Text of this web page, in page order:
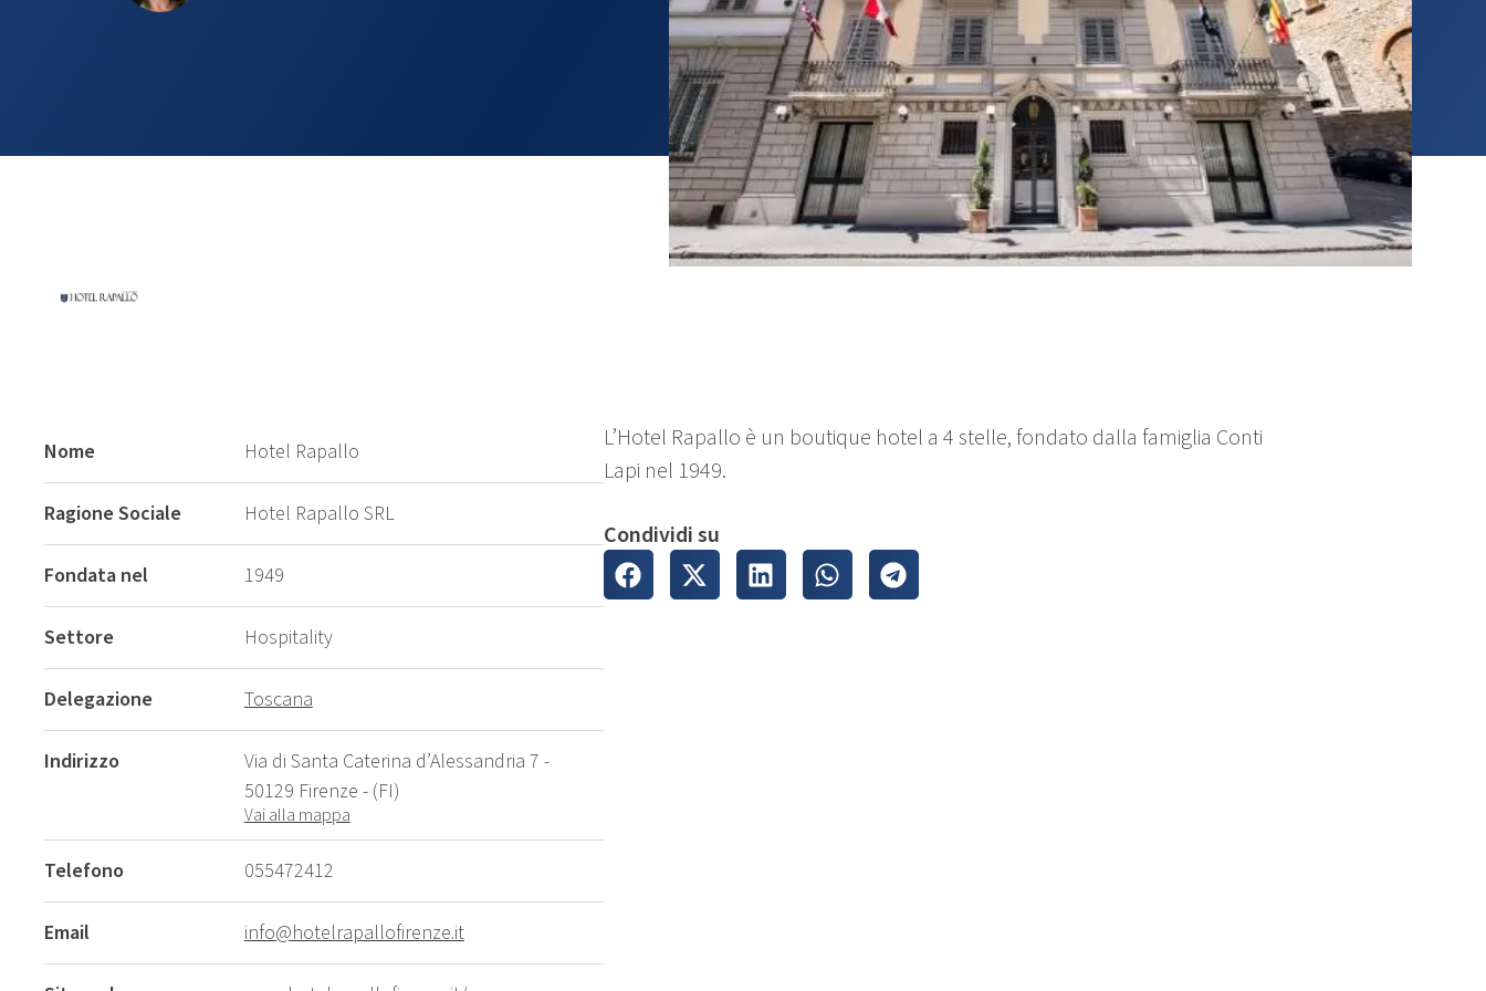
Nome Hotel Rapallo
Ragione Sociale Hotel Rapallo SRL
Fondata nel 1949
Settore Hospitality
Delegazione Toscana
Indirizzo
Via di Santa Caterina d’Alessandria 7 -
50129 Firenze - (FI)
Vai alla mappa
Telefono 055472412
Email info@hotelrapallofirenze.it
L’Hotel Rapallo è un boutique hotel a 4 stelle, fondato dalla famiglia Conti
Lapi nel 1949.
Condividi su